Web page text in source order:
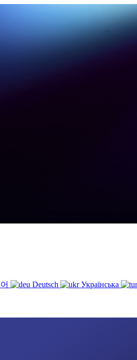
Deutsch Українська